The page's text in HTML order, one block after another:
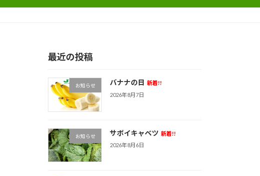
最近の投稿
お知らせ バナナの日 新着!!
2026年8月7日
お知らせ サボイキャベツ 新着!!
2026年8月6日